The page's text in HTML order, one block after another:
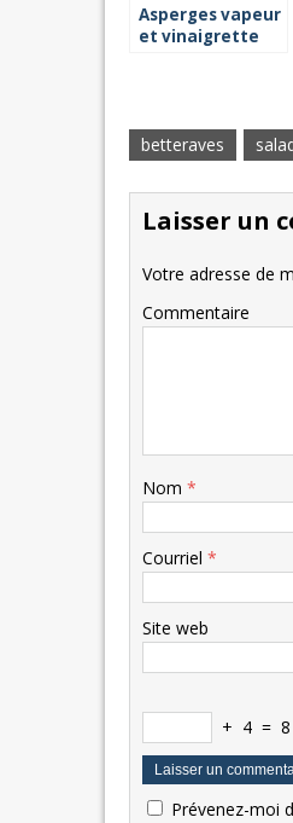
Asperges vapeur
et vinaigrette
betteraves
Laisser un
Votre adresse de
Commentaire
Nom *
Courriel *
Site web
+ 4 = 8
Prévenez-moi